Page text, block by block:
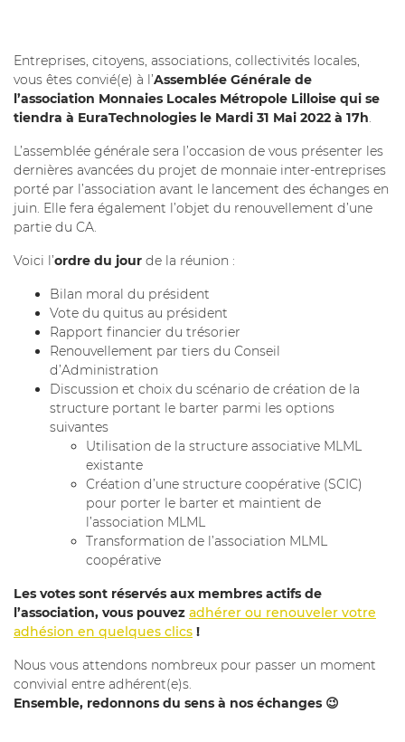
Entreprises, citoyens, associations, collectivités locales,
vous êtes convié(e) à l’Assemblée Générale de
l’association Monnaies Locales Métropole Lilloise qui se
tiendra à EuraTechnologies le Mardi 31 Mai 2022 à 17h.
L’assemblée générale sera l’occasion de vous présenter les
dernières avancées du projet de monnaie inter-entreprises
porté par l’association avant le lancement des échanges en
juin. Elle fera également l’objet du renouvellement d’une
partie du CA.
Voici l’ordre du jour de la réunion :
Bilan moral du président
Vote du quitus au président
Rapport financier du trésorier
Renouvellement par tiers du Conseil
d’Administration
Discussion et choix du scénario de création de la
structure portant le barter parmi les options
suivantes
Utilisation de la structure associative MLML
existante
Création d’une structure coopérative (SCIC)
pour porter le barter et maintient de
l’association MLML
Transformation de l’association MLML
coopérative
Les votes sont réservés aux membres actifs de
l’association, vous pouvez adhérer ou renouveler votre
adhésion en quelques clics !
Nous vous attendons nombreux pour passer un moment
convivial entre adhérent(e)s.
Ensemble, redonnons du sens à nos échanges 😉